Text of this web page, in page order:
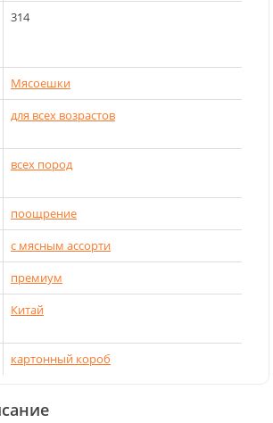
314
Мясоешки
для всех возрастов
всех пород
поощрение
с мясным ассорти
премиум
Китай
картонный короб